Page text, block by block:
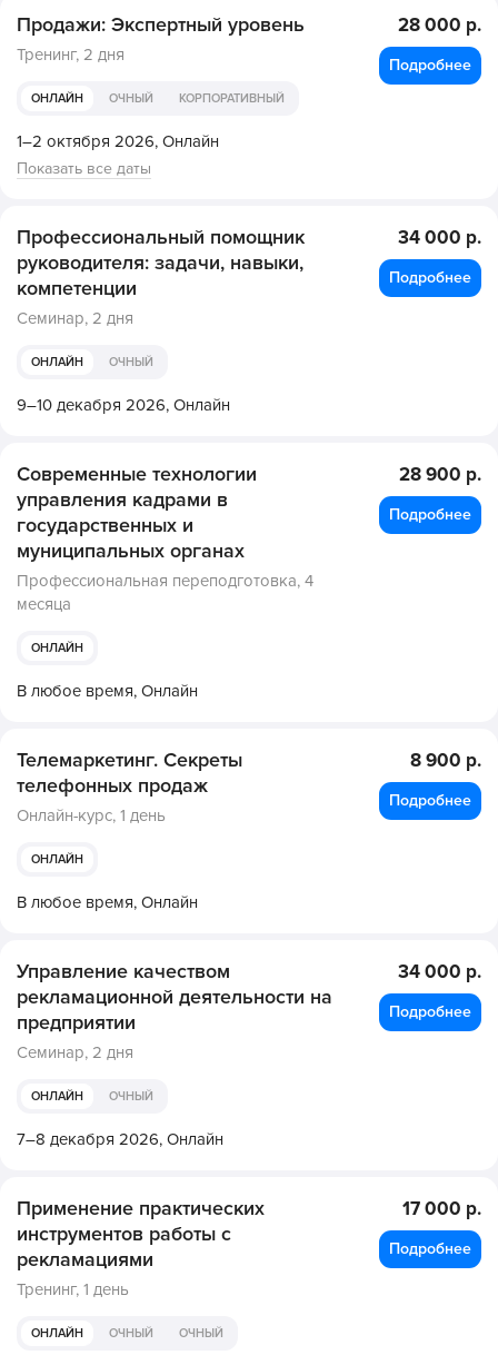
Продажи: Экспертный уровень
Тренинг, 2 дня
ОНЛАЙН ОЧНЫЙ КОРПОРАТИВНЫЙ
1–2 октября 2026, Онлайн
Показать все даты
28 000 р.
Подробнее
Профессиональный помощник
руководителя: задачи, навыки,
компетенции
Семинар, 2 дня
ОНЛАЙН ОЧНЫЙ
9–10 декабря 2026, Онлайн
34 000 р.
Подробнее
Современные технологии
управления кадрами в
государственных и
муниципальных органах
Профессиональная переподготовка, 4
месяца
ОНЛАЙН
В любое время, Онлайн
28 900 р.
Подробнее
Телемаркетинг. Секреты
телефонных продаж
Онлайн-курс, 1 день
ОНЛАЙН
В любое время, Онлайн
8 900 р.
Подробнее
Управление качеством
рекламационной деятельности на
предприятии
Семинар, 2 дня
ОНЛАЙН ОЧНЫЙ
7–8 декабря 2026, Онлайн
34 000 р.
Подробнее
Применение практических
инструментов работы с
рекламациями
Тренинг, 1 день
ОНЛАЙН ОЧНЫЙ ОЧНЫЙ
17 000 р.
Подробнее